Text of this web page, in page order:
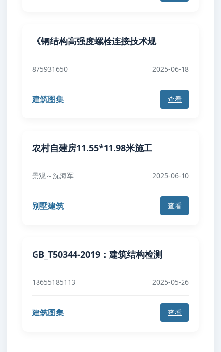
《钢结构高强度螺栓连接技术规
875931650 2025-06-18
建筑图集 查看
农村自建房11.55*11.98米施工
景观～沈海军 2025-06-10
别墅建筑 查看
GB_T50344-2019：建筑结构检测
18655185113 2025-05-26
建筑图集 查看